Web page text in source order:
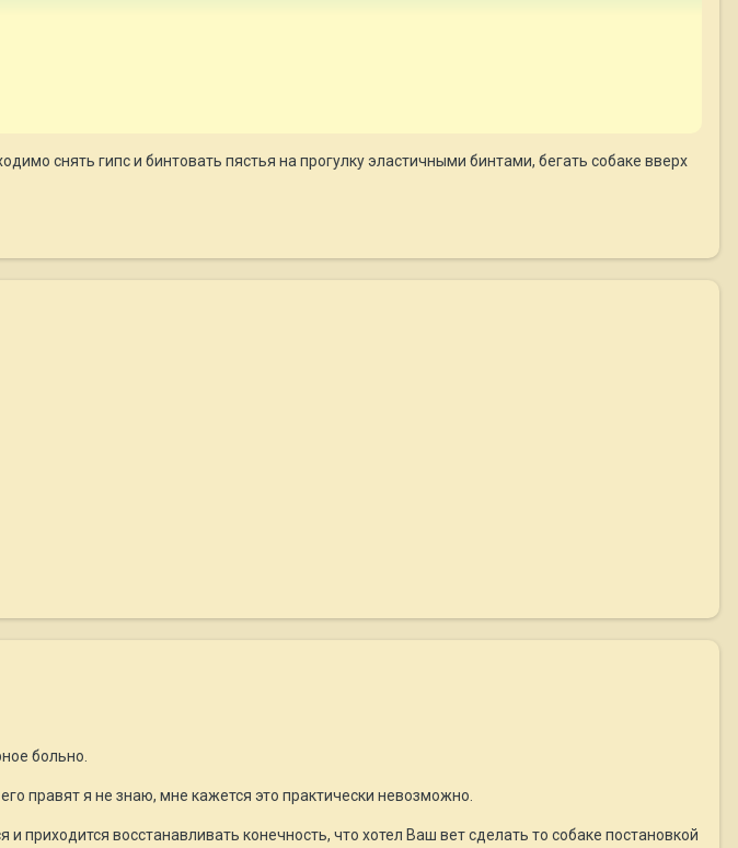
снять гипс и бинтовать пястья на прогулку эластичными бинтами, бегать собаке вверх
больно.
правят я не знаю, мне кажется это практически невозможно.
восстанавливать конечность, что хотел Ваш вет сделать то собаке постановкой